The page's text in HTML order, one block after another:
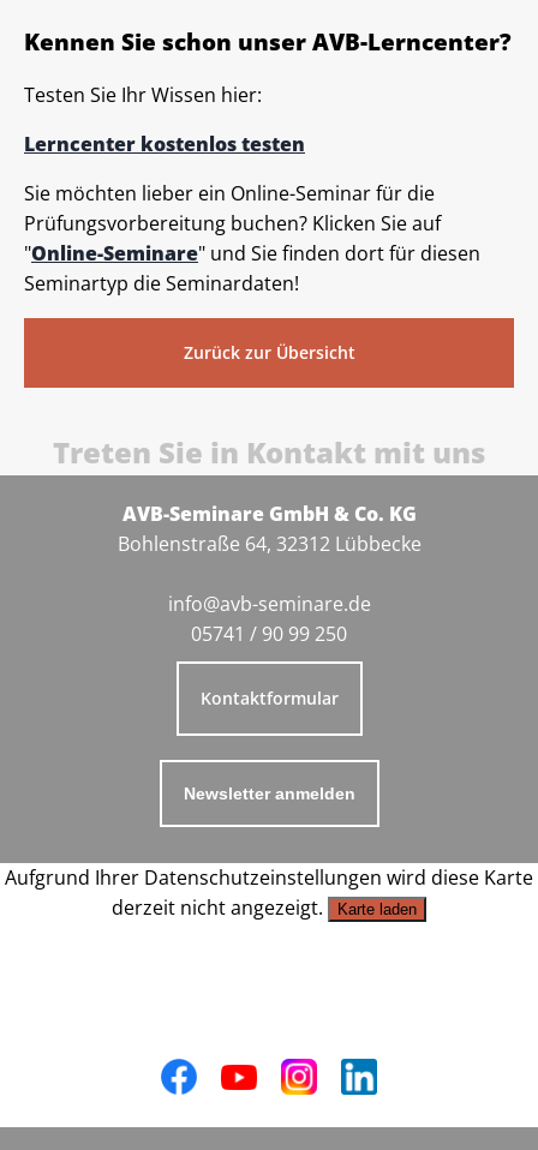
Kennen Sie schon unser AVB-Lerncenter?
Testen Sie Ihr Wissen hier:
Lerncenter kostenlos testen
Sie möchten lieber ein Online-Seminar für die
Prüfungsvorbereitung buchen? Klicken Sie auf
"Online-Seminare" und Sie finden dort für diesen
Seminartyp die Seminardaten!
Zurück zur Übersicht
Treten Sie in Kontakt mit uns
AVB-Seminare GmbH & Co. KG
Bohlenstraße 64, 32312 Lübbecke
info@avb-seminare.de
05741 / 90 99 250
Kontaktformular
Newsletter anmelden
Aufgrund Ihrer Datenschutzeinstellungen wird diese Karte
derzeit nicht angezeigt.
Karte laden